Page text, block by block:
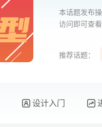
本话题发布
访问即可查
推荐话题：
设计入门